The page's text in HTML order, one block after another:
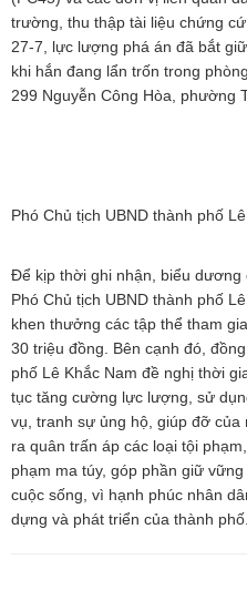
trường, thu thập tài liệu chứng
27-7, lực lượng phá án đã bắt
khi hắn đang lẩn trốn trong
299 Nguyễn Công Hòa, phường
Phó Chủ tịch UBND thành phố
Để kịp thời ghi nhận, biểu dương
Phó Chủ tịch UBND thành phố
khen thưởng các tập thể tham
30 triệu đồng. Bên cạnh đó,
phố Lê Khắc Nam đề nghị thời
tục tăng cường lực lượng, sử
vụ, tranh sự ủng hộ, giúp đỡ
ra quân trấn áp các loại tội
phạm ma túy, góp phần giữ
cuộc sống, vì hạnh phúc nhân
dựng và phát triển của thành phố.